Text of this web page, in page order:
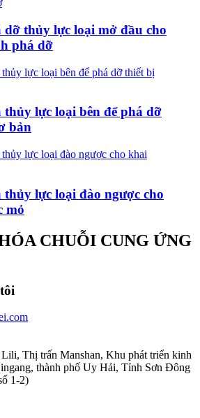
dỡ thủy lực loại mở đầu cho
phá dỡ
lực loại bên để phá dỡ
bản
lực loại đào ngược cho
mỏ
CHUỖI CUNG ỨNG
Thị trấn Manshan, Khu phát triển kinh
thành phố Uy Hải, Tỉnh Sơn Đông
1-2)